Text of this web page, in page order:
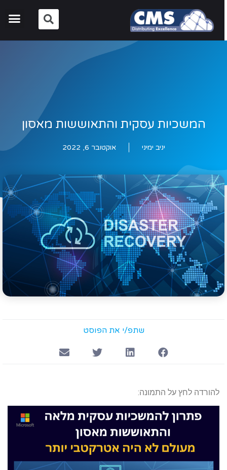
המשכיות עסקית והתאוששות מאסון
יניב ימיני אוקטובר 6, 2022
שתפ/י את הפוסט
להורדה לחץ על התמונה: